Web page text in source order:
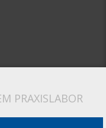
PRAXISLABOR